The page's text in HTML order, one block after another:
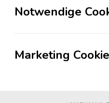
Notwendige
Marketing